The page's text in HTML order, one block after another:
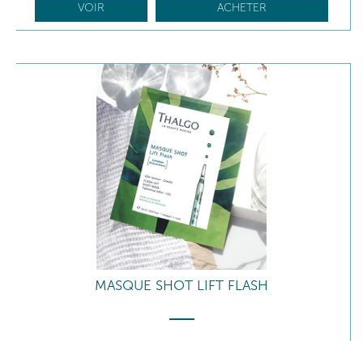
VOIR ACHETER
MASQUE SHOT LIFT FLASH